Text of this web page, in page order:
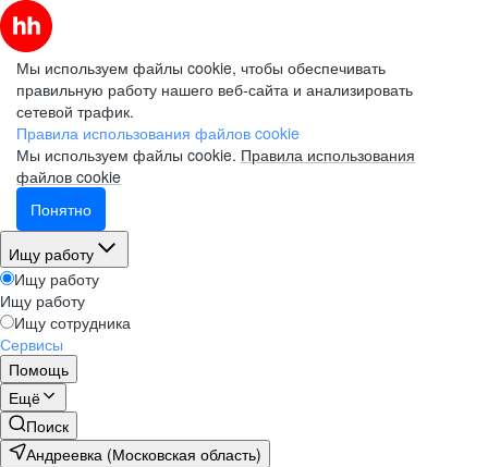
Мы используем файлы cookie, чтобы обеспечивать
правильную работу нашего веб-сайта и анализировать
сетевой трафик.
Правила использования файлов cookie
Мы используем файлы cookie. Правила использования
файлов cookie
Понятно
Ищу работу
Ищу работу
Ищу работу
Ищу сотрудника
Сервисы
Помощь
Ещё
Поиск
Андреевка (Московская область)